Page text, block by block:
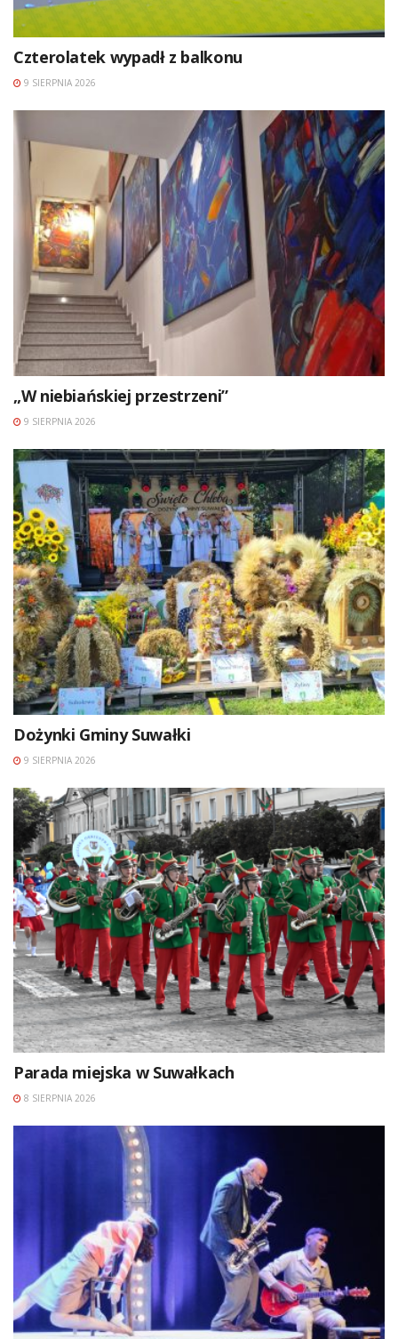
Czterolatek wypadł z balkonu
9 SIERPNIA 2026
„W niebiańskiej przestrzeni”
9 SIERPNIA 2026
Dożynki Gminy Suwałki
9 SIERPNIA 2026
Parada miejska w Suwałkach
8 SIERPNIA 2026